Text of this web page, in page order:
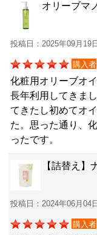
オリーブマ
投稿日：2025年09月19日
購入者
化粧用オリーブオ
長年利用してきま
てきたし初めてオ
た。思った通り、
ったです。
【詰替え】
投稿日：2024年06月04日
購入者